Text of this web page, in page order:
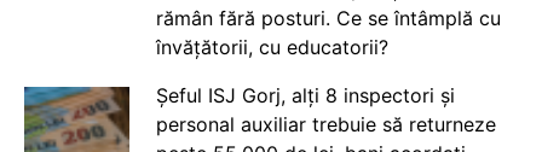
rămân fără posturi. Ce se întâmplă cu
învățătorii, cu educatorii?
Șeful ISJ Gorj, alți 8 inspectori și
personal auxiliar trebuie să returneze